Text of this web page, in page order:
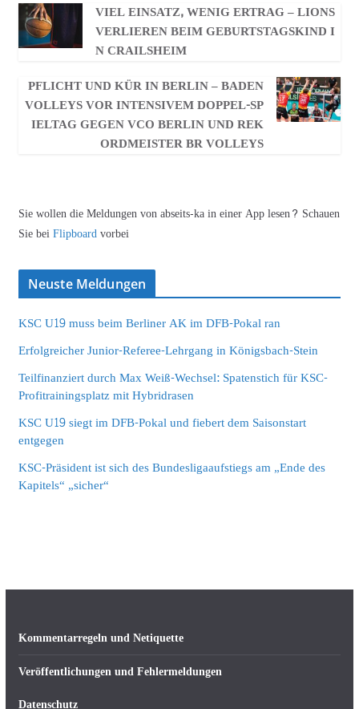
VIEL EINSATZ, WENIG ERTRAG – LIONS
VERLIEREN BEIM GEBURTSTAGSKIND I
N CRAILSHEIM
PFLICHT UND KÜR IN BERLIN – BADEN
VOLLEYS VOR INTENSIVEM DOPPEL-SP
IELTAG GEGEN VCO BERLIN UND REK
ORDMEISTER BR VOLLEYS
Sie wollen die Meldungen von abseits-ka in einer App lesen? Schauen
Sie beiFlipboardvorbei
Neuste Meldungen
KSC U19 muss beim Berliner AK im DFB-Pokal ran
Erfolgreicher Junior-Referee-Lehrgang in Königsbach-Stein
Teilfinanziert durch Max Weiß-Wechsel: Spatenstich für KSC-
Profitrainingsplatz mit Hybridrasen
KSC U19 siegt im DFB-Pokal und fiebert dem Saisonstart
entgegen
KSC-Präsident ist sich des Bundesligaaufstiegs am „Ende des
Kapitels“ „sicher“
Kommentarregeln und Netiquette
Veröffentlichungen und Fehlermeldungen
Datenschutz